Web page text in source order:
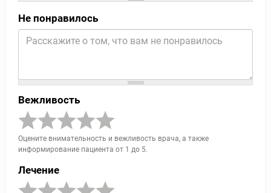
Не понравилось
Вежливость
Оцените внимательность и вежливость врача, а также
информирование пациента от 1 до 5.
Лечение